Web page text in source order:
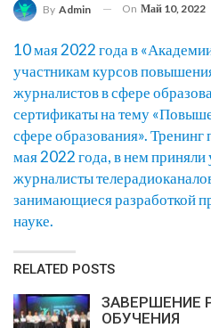
By Admin On Май 10, 2022
10 мая 2022 года в
участникам курсов
журналистов в сфере
сертификаты на тему
сфере образования».
мая 2022 года, в нем приняли
журналисты
занимающиеся разработкой
науке.
RELATED POSTS
ЗАВЕРШЕНИЕ
ОБУЧЕНИЯ